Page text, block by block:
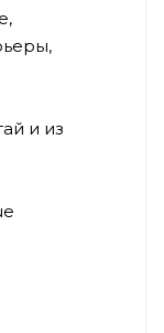
и из